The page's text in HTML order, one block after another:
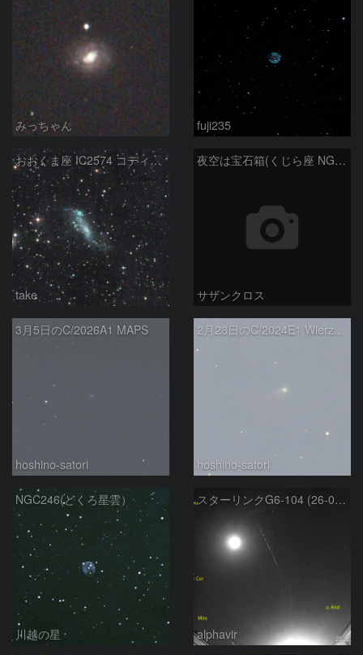
みっちゃん fuji235
おおくま座 IC2574 コディントン星雲
take
夜空は宝石箱(くじら座 NGC1055) Seestar50
サザンクロス
3月5日のC/2026A1 MAPS
hoshino-satori
2月28日のC/2024E1 Wierzchos
hoshino-satori
NGC246(どくろ星雲）
川越の星
スターリンクG6-104 (26-02-23)
alphavir